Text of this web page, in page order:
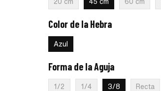
20 cm 45 cm 60 cm
Color de la Hebra
Azul
Forma de la Aguja
1/2 1/4 3/8 Recta